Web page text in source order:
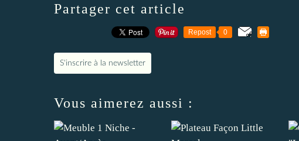
Partager cet article
Repost 0
S'inscrire à la newsletter
Vous aimerez aussi :